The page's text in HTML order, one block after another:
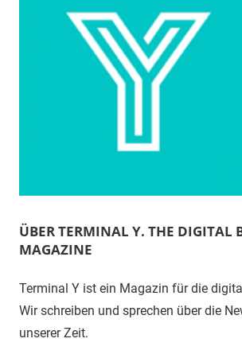
ÜBER TERMINAL Y. THE DIGITAL
MAGAZINE
Terminal Y ist ein Magazin für die
Wir schreiben und sprechen über die
unserer Zeit.